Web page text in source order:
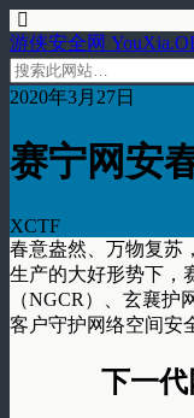
游侠安全网
2020年3月27日
赛宁网安
XCTF
春意盎然、万物复苏
生产的大好形势下，
（NGCR）、玄襄护
客户守护网络空间安
下一代